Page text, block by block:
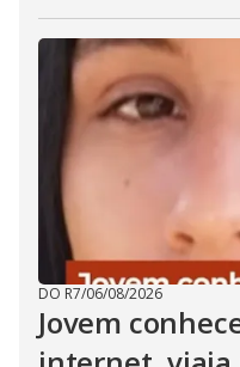
DO R7/06/08/2026
Jovem